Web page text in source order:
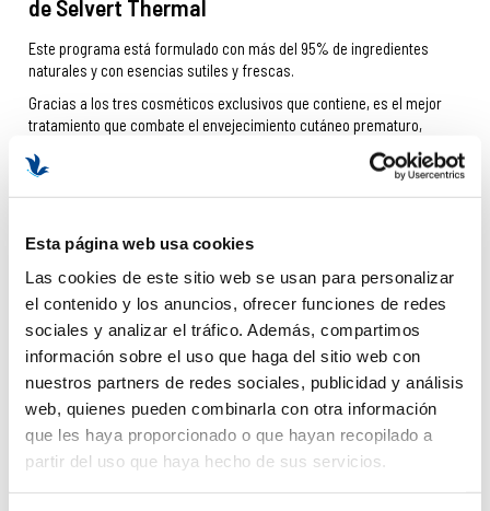
Esta página web usa cookies
Las cookies de este sitio web se usan para personalizar
el contenido y los anuncios, ofrecer funciones de redes
sociales y analizar el tráfico. Además, compartimos
información sobre el uso que haga del sitio web con
nuestros partners de redes sociales, publicidad y análisis
web, quienes pueden combinarla con otra información
que les haya proporcionado o que hayan recopilado a
partir del uso que haya hecho de sus servicios.
de Selvert Thermal
Este programa está formulado con más del 95% de ingredientes
naturales y con esencias sutiles y frescas.
Gracias a los tres cosméticos exclusivos que contiene, es el mejor
tratamiento que combate el envejecimiento cutáneo prematuro,
Ups, este producto ha sido
descatalogado.
¿Quieres que te enseñemos
cosméticos similares?
QUIERO VERLOS